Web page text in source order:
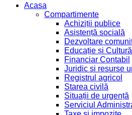
Acasa
Compartimente
Achiziții publice
Asistență socială
Dezvoltare
Educație și Cultură
Financiar Contabil
Juridic si resurse
Registrul agricol
Starea civilă
Situații de urgență
Serviciul